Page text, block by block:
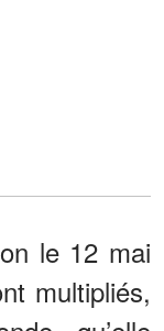
le 12 mai
multipliés,